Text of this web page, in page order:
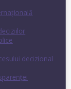
decizional